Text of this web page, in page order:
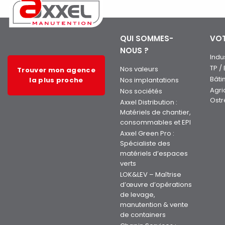
Trouver mon agence
la plus proche
QUI SOMMES-
NOUS ?
Nos valeurs
Nos implantations
Nos sociétés
Axxel Distribution :
Matériels de chantier,
consommables et EPI
Axxel Green Pro :
Spécialiste des
matériels d’espaces
verts
LOK&LEV – Maîtrise
d’œuvre d’opérations
de levage,
manutention & vente
de containers
TP /